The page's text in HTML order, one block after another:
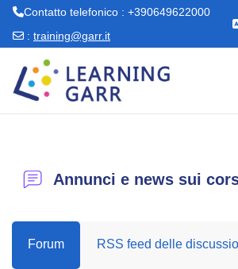
Contatto telefonico : +390649622000
: training@garr.it
Annunci e news sui
Forum RSS feed delle